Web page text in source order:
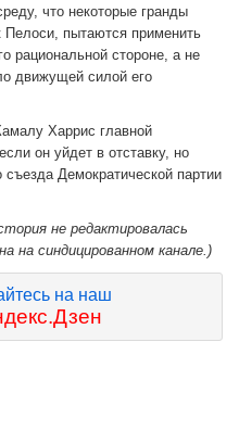
что некоторые гранды
Пелоси, пытаются применить
рациональной стороне, а не
движущей силой его
Харрис главной
он уйдет в отставку, но
Демократической партии
не редактировалась
на синдицированном канале.)
на наш